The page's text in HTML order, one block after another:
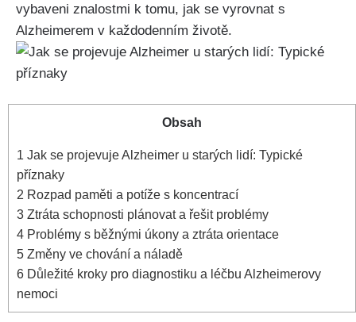
vybaveni znalostmi k tomu, jak se vyrovnat s
Alzheimerem v každodenním životě.
Obsah
1 Jak se projevuje Alzheimer u starých lidí: Typické
příznaky
2 Rozpad paměti a potíže s koncentrací
3 Ztráta schopnosti plánovat a řešit problémy
4 Problémy s běžnými úkony a ztráta orientace
5 Změny ve chování a náladě
6 Důležité kroky pro diagnostiku a léčbu Alzheimerovy
nemoci